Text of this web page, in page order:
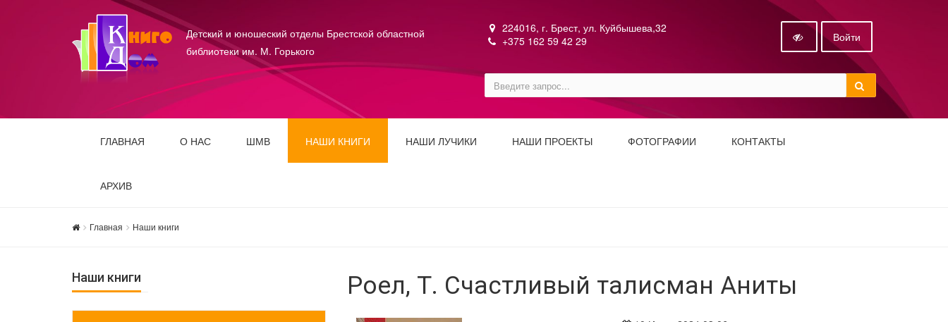
Детский и юношеский отделы Брестской областной
библиотеки им. М. Горького
224016, г. Брест, ул. Куйбышева,32
+375 162 59 42 29
Войти
ГЛАВНАЯ О НАС ШМВ НАШИ КНИГИ НАШИ ЛУЧИКИ НАШИ ПРОЕКТЫ ФОТОГРАФИИ КОНТАКТЫ
АРХИВ
Главная Наши книги
Наши книги Роел, Т. Счастливый талисман Аниты